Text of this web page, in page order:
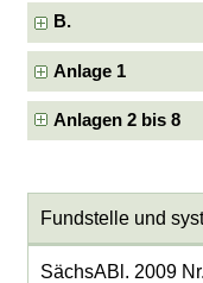
B.
Anlage 1
Anlagen 2 bis 8
Fundstelle und
SächsABl. 2009